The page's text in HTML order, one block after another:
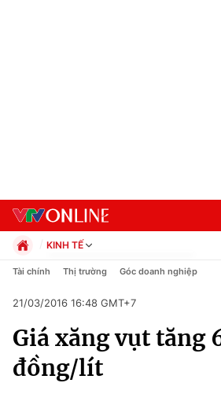
Chuyên mục
Chính trị
KINH TẾ
Chính trị
Pháp luật
Kinh tế
Thể thao
Truyền hình
Tài chính Thị trường Góc doanh nghiệp
21/03/2016 16:48 GMT+7
Giá xăng vụt tăng
đồng/lít